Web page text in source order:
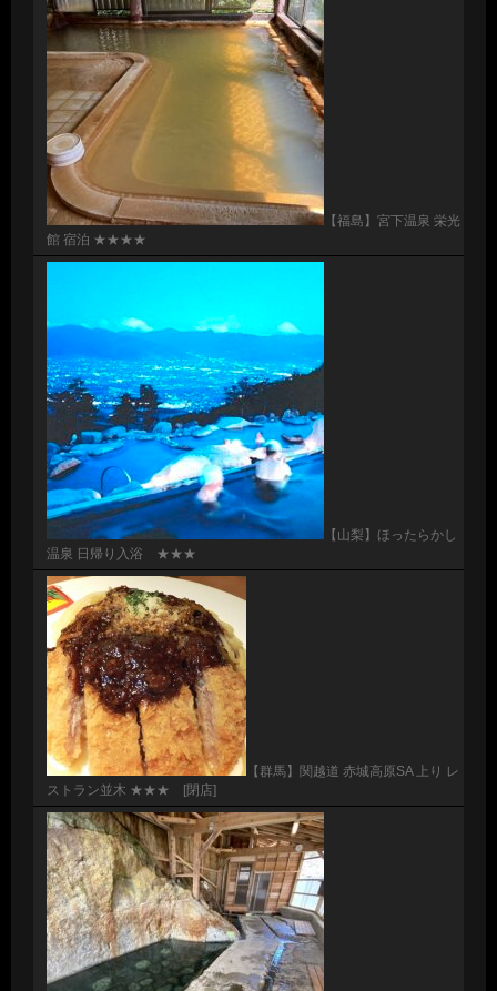
【福島】宮下温泉 栄光
館 宿泊 ★★★★
【山梨】ほったらかし
温泉 日帰り入浴 ★★★
【群馬】関越道 赤城高原SA 上り レ
ストラン並木 ★★★ [閉店]